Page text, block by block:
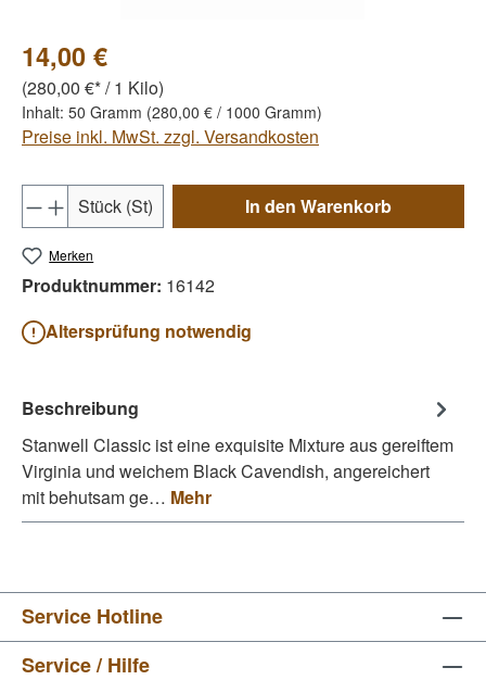
14,00 €
(280,00 €* / 1 Kilo)
Inhalt: 50 Gramm (280,00 € / 1000 Gramm)
Preise inkl. MwSt. zzgl. Versandkosten
Produkt Anzahl: Gib den gewünschten
Stück (St) In den Warenkorb
Merken
Produktnummer: 16142
Altersprüfung notwendig
Beschreibung
Stanwell Classic ist eine exquisite Mixture aus gereiftem
Virginia und weichem Black Cavendish, angereichert
mit behutsam ge… Mehr
Service Hotline
Service / Hilfe